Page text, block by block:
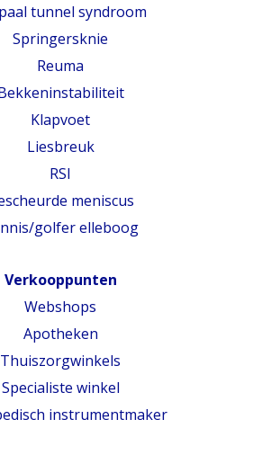
tunnel syndroom
Springersknie
Reuma
Klapvoet
Liesbreuk
RSI
meniscus
golfer elleboog
Verkooppunten
Webshops
Apotheken
Thuiszorgwinkels
Specialiste winkel
instrumentmaker